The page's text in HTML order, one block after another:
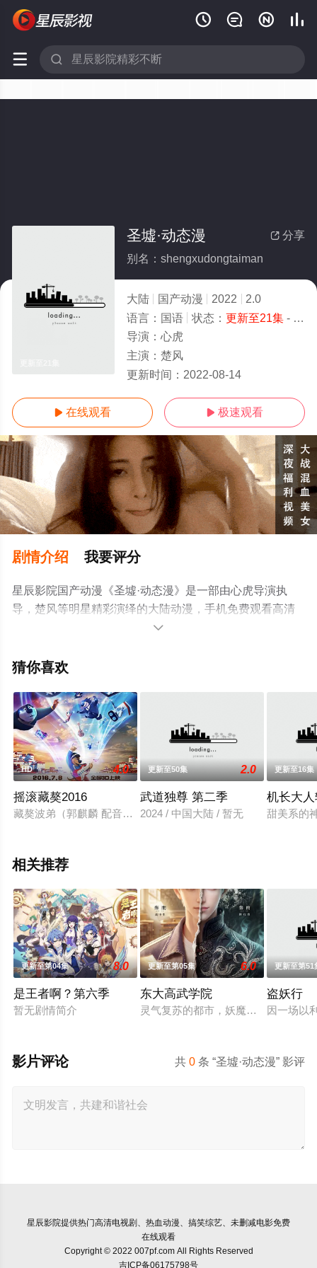
   
 
 分享
圣墟·动态漫
别名：shengxudongtaiman
大陆 国产动漫 2022
2.0
语言： 国语 状态： 更新至21集- 免费在线观看
导演： 心虎
主演： 楚风
更新时间： 2022-08-14
 在线观看  极速观看
剧情介绍 我要评分
星辰影院国产动漫《圣墟·动态漫》是一部由心虎导演执
导，楚风等明星精彩演绎的大陆动漫，手机免费观看高清
无删减完整版动漫全集就来星辰影视，更多相关信息可移

猜你喜欢
HD 4.0
摇滚藏獒2016
藏獒波弟（郭麒麟 配音）在山村长大，本该子承父业担当村庄
更新至50集 2.0
武道独尊 第二季
2024 / 中国大陆 / 暂无
更新至16集
机长大
甜美系的
相关推荐
更新至第04集 8.0
是王者啊？第六季
暂无剧情简介
更新至第05集 6.0
东大高武学院
灵气复苏的都市，妖魔入侵威胁来袭
更新至第51
盗妖行
因一场以
共0 条 “圣墟·动态漫” 影评
影片评论
星辰影院提供热门高清电视剧、热血动漫、搞笑综艺、未删减电影免费
在线观看
Copyright © 2022 007pf.com All Rights Reserved
吉ICP备06175798号